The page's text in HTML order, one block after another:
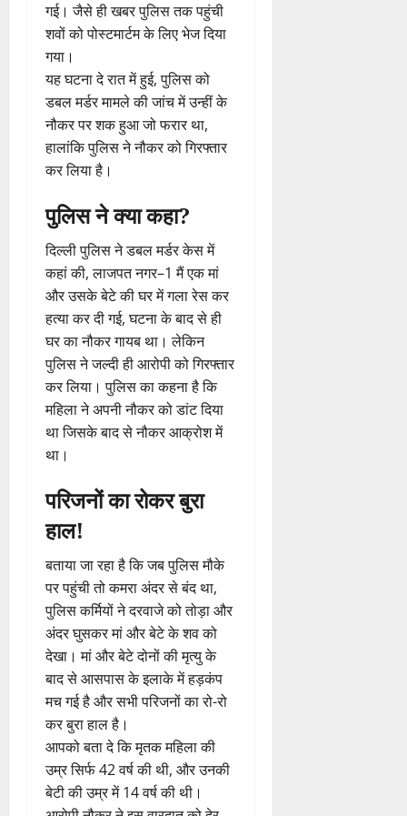
गई। जैसे ही खबर पुलिस तक पहुंची
शवों को पोस्टमार्टम के लिए भेज दिया
गया।
यह घटना दे रात में हुई, पुलिस को
डबल मर्डर मामले की जांच में उन्हीं के
नौकर पर शक हुआ जो फरार था,
हालांकि पुलिस ने नौकर को गिरफ्तार
कर लिया है।
पुलिस ने क्या कहा?
दिल्ली पुलिस ने डबल मर्डर केस में
कहां की, लाजपत नगर–1 मैं एक मां
और उसके बेटे की घर में गला रेस कर
हत्या कर दी गई, घटना के बाद से ही
घर का नौकर गायब था। लेकिन
पुलिस ने जल्दी ही आरोपी को गिरफ्तार
कर लिया। पुलिस का कहना है कि
महिला ने अपनी नौकर को डांट दिया
था जिसके बाद से नौकर आक्रोश में
था।
परिजनों का रोकर बुरा
हाल!
बताया जा रहा है कि जब पुलिस मौके
पर पहुंची तो कमरा अंदर से बंद था,
पुलिस कर्मियों ने दरवाजे को तोड़ा और
अंदर घुसकर मां और बेटे के शव को
देखा। मां और बेटे दोनों की मृत्यु के
बाद से आसपास के इलाके में हड़कंप
मच गई है और सभी परिजनों का रो-रो
कर बुरा हाल है।
आपको बता दे कि मृतक महिला की
उम्र सिर्फ 42 वर्ष की थी, और उनकी
बेटी की उम्र में 14 वर्ष की थी।